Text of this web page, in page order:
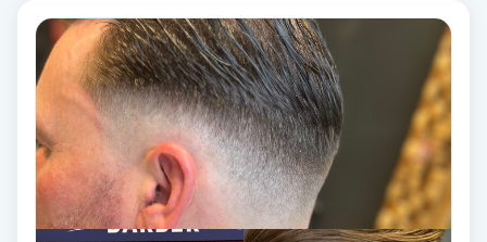
Healing
Herrklippning
HIFU